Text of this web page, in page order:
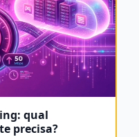
qual
precisa?